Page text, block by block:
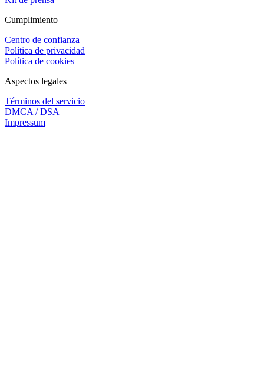
Cumplimiento
Centro de confianza
Política de privacidad
Política de cookies
Aspectos legales
Términos del servicio
DMCA / DSA
Impressum